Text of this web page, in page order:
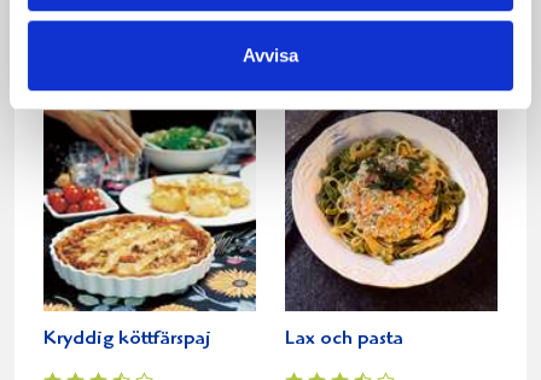
Avvisa
pepparrotsfraiche
Kryddig köttfärspaj Lax och pasta